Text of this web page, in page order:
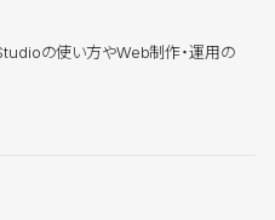
の使い方やWeb制作・運用の